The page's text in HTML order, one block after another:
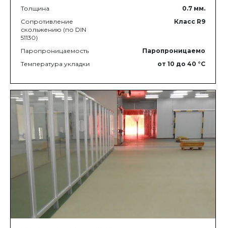
Толщина 0.7 мм.
Сопротивление
скольжению (по DIN
51130)
Класс R9
Паропроницаемость
Паропроницаемо
Температура укладки
от 10 до 40 °C